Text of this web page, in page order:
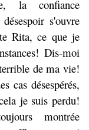
la confiance
s'ouvre
Rita, ce que je
Dis-moi
de ma vie!
cas désespérés,
je suis perdu!
montrée